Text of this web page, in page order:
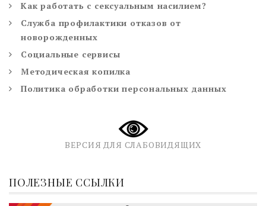
Как работать с сексуальным насилием?
Служба профилактики отказов от
новорожденных
Социальные сервисы
Методическая копилка
Политика обработки персональных данных
ВЕРСИЯ ДЛЯ СЛАБОВИДЯЩИХ
ПОЛЕЗНЫЕ ССЫЛКИ